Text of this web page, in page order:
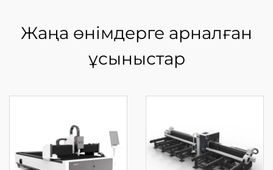
Жаңа өнімдерге арналған
ұсыныстар